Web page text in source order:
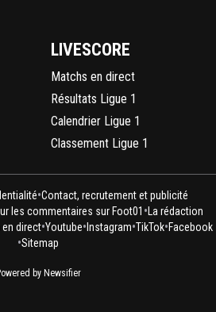
LIVESCORE
Matchs en direct
Résultats Ligue 1
Calendrier Ligue 1
Classement Ligue 1
•Contact, recrutement et publicité
les commentaires sur Foot01 • La rédaction
en direct•Youtube• Instagram•TikTok•Facebook
•Sitemap
by Newsifier